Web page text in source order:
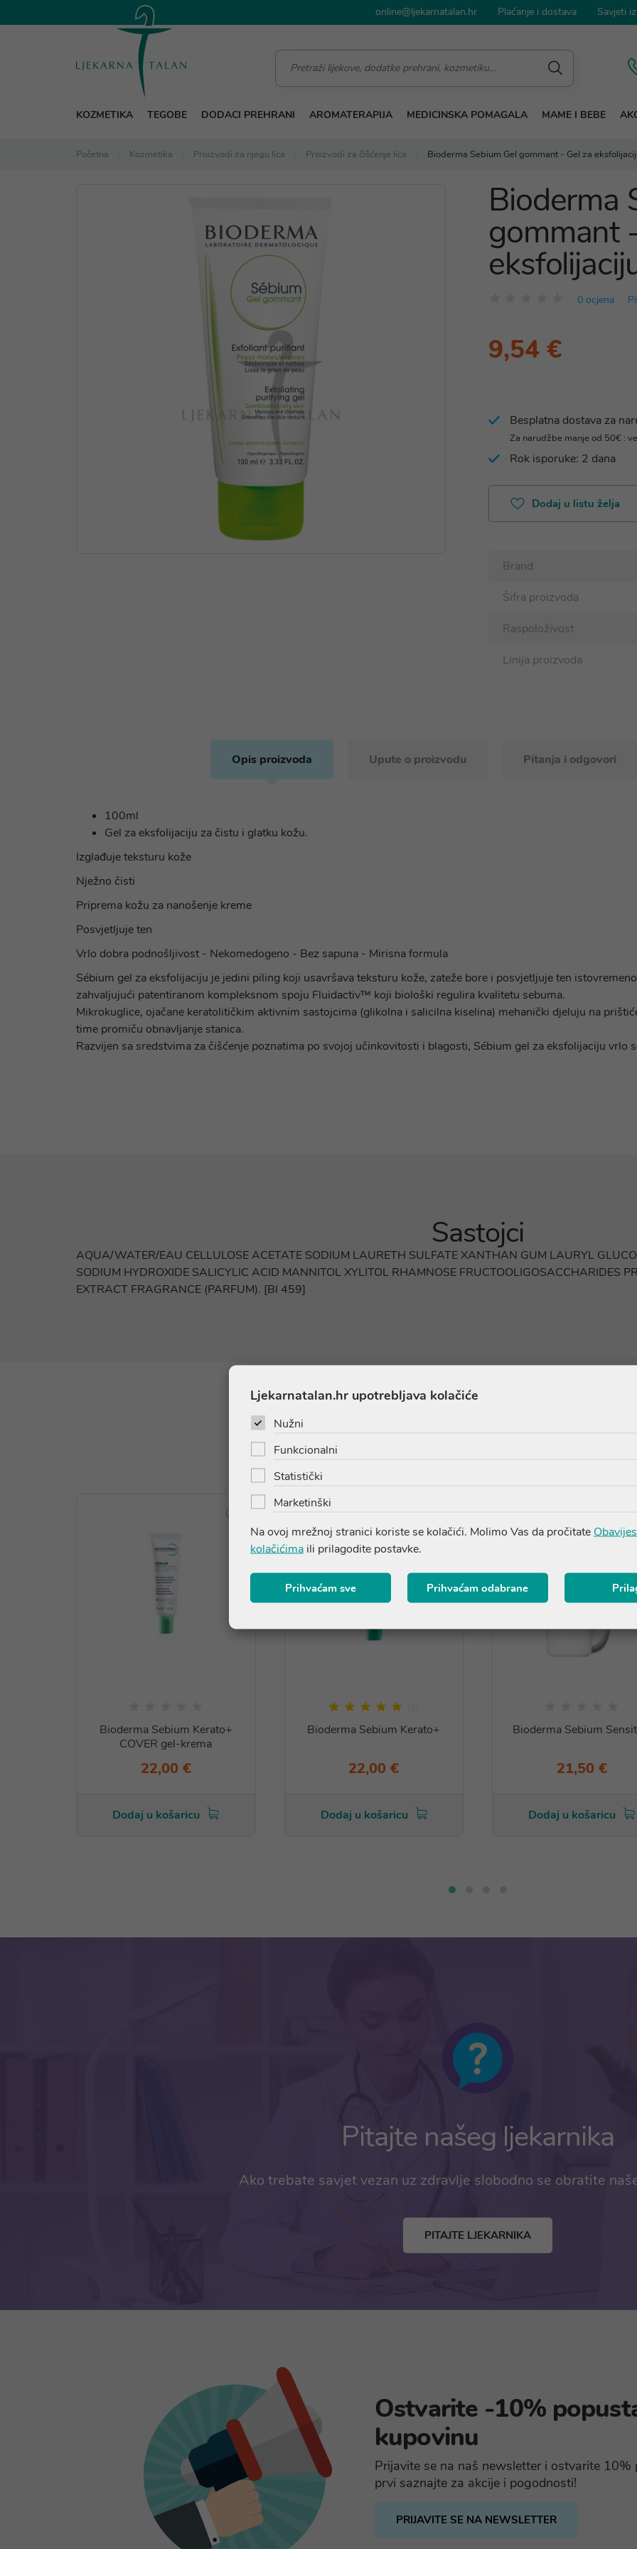
online@ljekarnatalan.hr Plaćanje i dostava Savjeti
KOZMETIKA TEGOBE DODACI PREHRANI AROMATERAPIJA MEDICINSKA POMAGALA MAME I BEBE
Početna Kozmetika Proizvodi za njegu lica Proizvodi za čišćenje lica Bioderma Sebium Gel gommant - Gel za
Bioderma
gommant
0 ocjena
9,54 €
Besplatna dostava za
Za narudžbe manje od 50€ :
Rok isporuke: 2 dana
Dodaj u listu želja
Brand
Šifra proizvoda
Raspoloživost
Linija proizvoda
Opis proizvoda Upute o proizvodu Pitanja i odgovori
100ml
Gel za eksfolijaciju za čistu i glatku kožu.
Izglađuje teksturu kože
Nježno čisti
Priprema kožu za nanošenje kreme
Posvjetljuje ten
Vrlo dobra podnošljivost - Nekomedogeno - Bez sapuna - Mirisna formula
Sébium gel za eksfolijaciju je jedini piling koji usavršava teksturu kože, zateže bore i posvjetljuje ten
zahvaljujući patentiranom kompleksnom spoju Fluidactiv™ koji biološki regulira kvalitetu sebuma.
Mikrokuglice, ojačane keratolitičkim aktivnim sastojcima (glikolna i salicilna kiselina) mehanički djeluju na
time promiču obnavljanje stanica.
Razvijen sa sredstvima za čišćenje poznatima po svojoj učinkovitosti i blagosti, Sébium gel za eksfolijaciju vrlo
Sastojci
AQUA/WATER/EAU CELLULOSE ACETATE SODIUM LAURETH SULFATE XANTHAN GUM LAURYL
SODIUM HYDROXIDE SALICYLIC ACID MANNITOL XYLITOL RHAMNOSE FRUCTOOLIGOSACCHARIDES
EXTRACT FRAGRANCE (PARFUM). [BI 459]
Bioderma Sebium Kerato+
COVER gel-krema
22,00 €
Dodaj u košaricu
Bioderma Sebium Kerato+
22,00 €
Dodaj u košaricu
Bioderma Sebium
21,50 €
Dodaj u košaricu
Pitajte našeg ljekarnika
Ako trebate savjet vezan uz zdravlje slobodno se obratite
PITAJTE LJEKARNIKA
Ostvarite -10%
kupovinu
Prijavite se na naš newsletter i ostvarite
prvi saznajte za akcije i pogodnosti!
PRIJAVITE SE NA NEWSLETTER
Ljekarnatalan.hr upotrebljava kolačiće
Nužni
Funkcionalni
Statistički
Marketinški
Na ovoj mrežnoj stranici koriste se kolačići. Molimo Vas da pročitate
kolačićima ili prilagodite postavke.
Prihvaćam sve Prihvaćam odabrane